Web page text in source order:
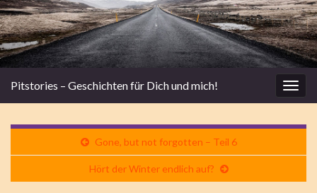
Pitstories – Geschichten für Dich und mich!
Gone, but not forgotten – Teil 6
Hört der Winter endlich auf?